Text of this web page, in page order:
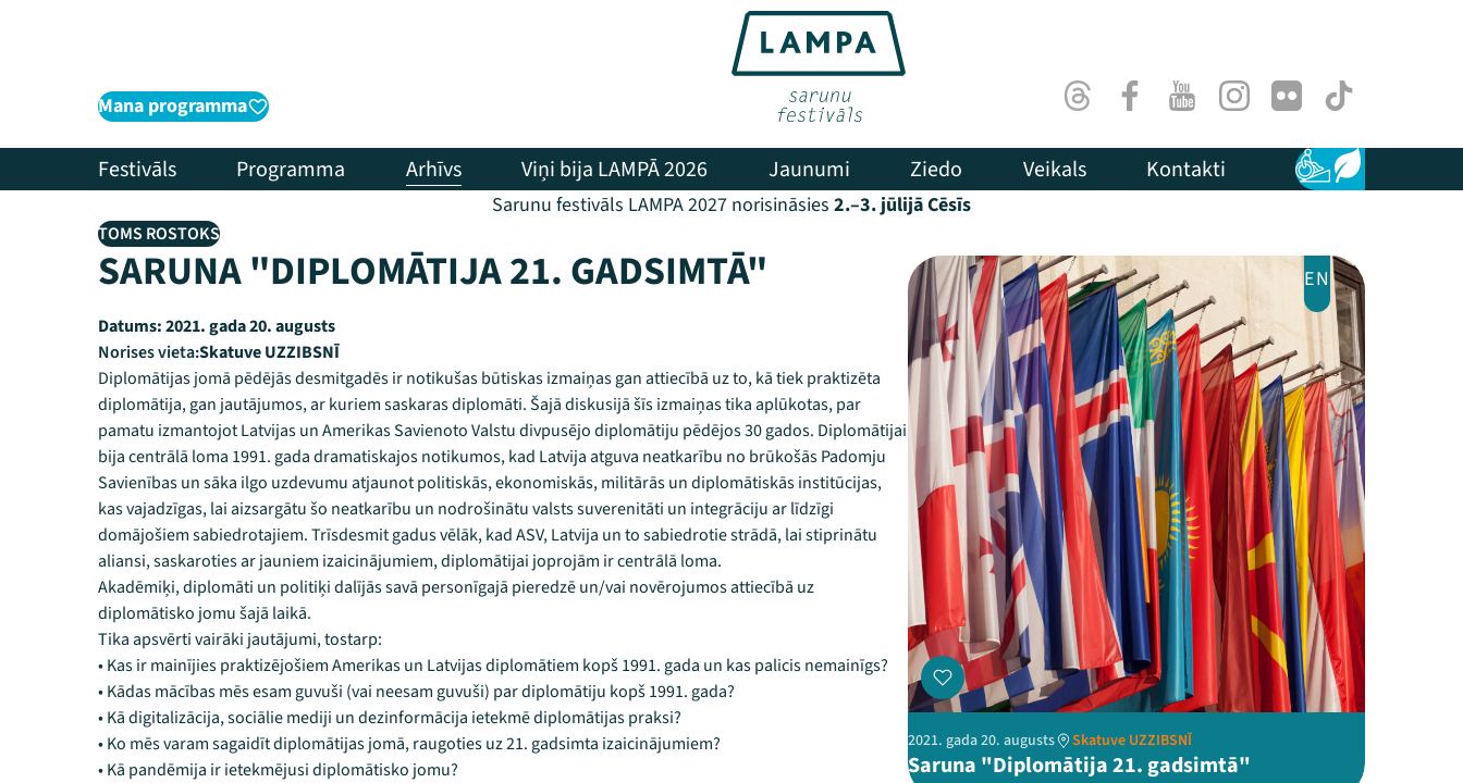
Mana programma ThreadsFacebookYoutubeInstagram
Flick TikTok
Festivāls Programma Arhīvs Viņi bija LAMPĀ 2026 Jaunumi Ziedo Veikals Kontakti Pieejamība
Ilgtspēja
Sarunu festivāls LAMPA 2027 norisināsies 2.–3. jūlijā Cēsīs
TOMS ROSTOKS
SARUNA "DIPLOMĀTIJA 21. GADSIMTĀ"
Datums:2021. gada 20. augusts
Norises vieta:Skatuve UZZIBSNĪ
Diplomātijas jomā pēdējās desmitgadēs ir notikušas būtiskas izmaiņas gan attiecībā uz to, kā tiek praktizēta
diplomātija, gan jautājumos, ar kuriem saskaras diplomāti. Šajā diskusijā šīs izmaiņas tika aplūkotas, par
pamatu izmantojot Latvijas un Amerikas Savienoto Valstu divpusējo diplomātiju pēdējos 30 gados. Diplomātijai
bija centrālā loma 1991. gada dramatiskajos notikumos, kad Latvija atguva neatkarību no brūkošās Padomju
Savienības un sāka ilgo uzdevumu atjaunot politiskās, ekonomiskās, militārās un diplomātiskās institūcijas,
kas vajadzīgas, lai aizsargātu šo neatkarību un nodrošinātu valsts suverenitāti un integrāciju ar līdzīgi
domājošiem sabiedrotajiem. Trīsdesmit gadus vēlāk, kad ASV, Latvija un to sabiedrotie strādā, lai stiprinātu
aliansi, saskaroties ar jauniem izaicinājumiem, diplomātijai joprojām ir centrālā loma.
Akadēmiķi, diplomāti un politiķi dalījās savā personīgajā pieredzē un/vai novērojumos attiecībā uz
diplomātisko jomu šajā laikā.
Tika apsvērti vairāki jautājumi, tostarp:
• Kas ir mainījies praktizējošiem Amerikas un Latvijas diplomātiem kopš 1991. gada un kas palicis nemainīgs?
• Kādas mācības mēs esam guvuši (vai neesam guvuši) par diplomātiju kopš 1991. gada?
• Kā digitalizācija, sociālie mediji un dezinformācija ietekmē diplomātijas praksi?
• Ko mēs varam sagaidīt diplomātijas jomā, raugoties uz 21. gadsimta izaicinājumiem?
• Kā pandēmija ir ietekmējusi diplomātisko jomu?
EN
2021. gada 20. augusts Skatuve UZZIBSNĪ
Saruna "Diplomātija 21. gadsimtā"